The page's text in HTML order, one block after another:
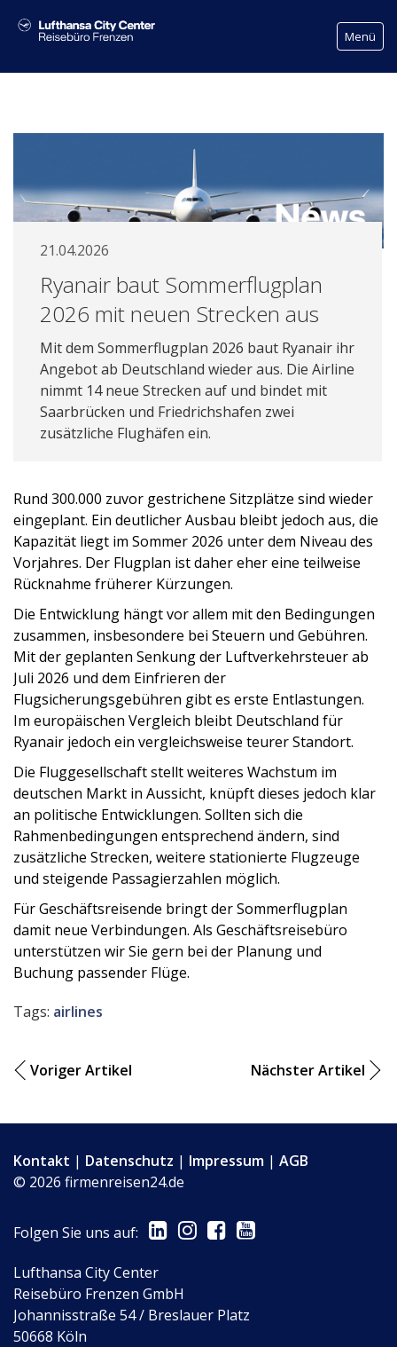
Menü
Über uns
Kontakt
21.04.2026
Ryanair baut Sommerflugplan
2026 mit neuen Strecken aus
Mit dem Sommerflugplan 2026 baut Ryanair ihr
Angebot ab Deutschland wieder aus. Die Airline
nimmt 14 neue Strecken auf und bindet mit
Saarbrücken und Friedrichshafen zwei
zusätzliche Flughäfen ein.
Rund 300.000 zuvor gestrichene Sitzplätze sind wieder
eingeplant. Ein deutlicher Ausbau bleibt jedoch aus, die
Kapazität liegt im Sommer 2026 unter dem Niveau des
Vorjahres. Der Flugplan ist daher eher eine teilweise
Rücknahme früherer Kürzungen.
Die Entwicklung hängt vor allem mit den Bedingungen
zusammen, insbesondere bei Steuern und Gebühren.
Mit der geplanten Senkung der Luftverkehrsteuer ab
Juli 2026 und dem Einfrieren der
Flugsicherungsgebühren gibt es erste Entlastungen.
Im europäischen Vergleich bleibt Deutschland für
Ryanair jedoch ein vergleichsweise teurer Standort.
Die Fluggesellschaft stellt weiteres Wachstum im
deutschen Markt in Aussicht, knüpft dieses jedoch klar
an politische Entwicklungen. Sollten sich die
Rahmenbedingungen entsprechend ändern, sind
zusätzliche Strecken, weitere stationierte Flugzeuge
und steigende Passagierzahlen möglich.
Für Geschäftsreisende bringt der Sommerflugplan
damit neue Verbindungen. Als Geschäftsreisebüro
unterstützen wir Sie gern bei der Planung und
Buchung passender Flüge.
Tags: airlines
Voriger Artikel Nächster Artikel
Kontakt | Datenschutz | Impressum | AGB
© 2026 firmenreisen24.de
Folgen Sie uns auf:
Lufthansa City Center
Reisebüro Frenzen GmbH
Johannisstraße 54 / Breslauer Platz
50668 Köln